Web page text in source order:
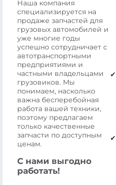
Наша компания
специализируется на
продаже запчастей для
грузовых автомобилей и
уже многие годы
успешно сотрудничает с
автотранспортными
предприятиями и
частными владельцами
грузовиков. Мы
понимаем, насколько
важна бесперебойная
работа вашей техники,
поэтому предлагаем
только качественные
запчасти по доступным
ценам.
С нами выгодно
работать!